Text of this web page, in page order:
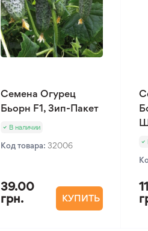
Семена Огурец
Бьорн F1, Зип-Пакет
В наличии
Код товара: 32006
39.00
грн.
КУПИТЬ